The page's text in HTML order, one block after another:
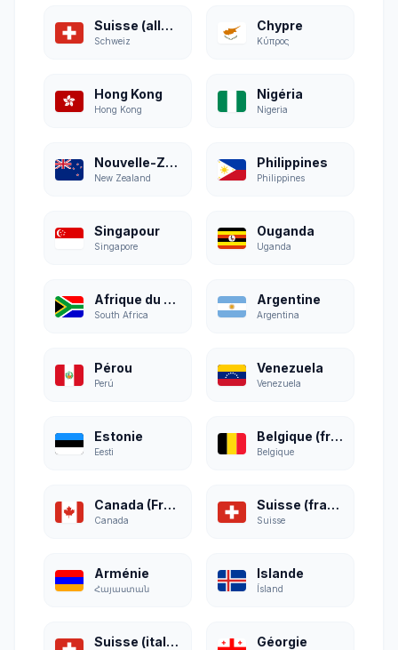
Suisse (allemand)
Schweiz
Chypre
Κύπρος
Hong Kong
Hong Kong
Nigéria
Nigeria
Nouvelle-Zélande
New Zealand
Philippines
Philippines
Singapour
Singapore
Ouganda
Uganda
Afrique du Sud
South Africa
Argentine
Argentina
Pérou
Perú
Venezuela
Venezuela
Estonie
Eesti
Belgique (français)
Belgique
Canada (Français)
Canada
Suisse (français)
Suisse
Arménie
Հայաստան
Islande
Ísland
Suisse (italien) Géorgie